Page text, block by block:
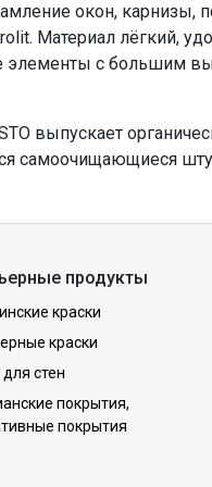
окон, карнизы,
Материал лёгкий,
с большим
выпускает
самоочищающиеся
продукты
краски
краски
стен
покрытия,
покрытия